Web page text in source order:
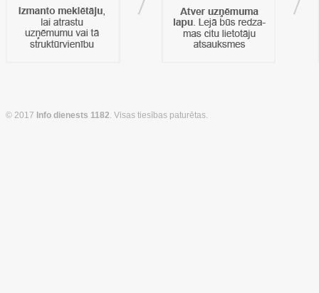
© 2017 Info dienests 1182. Visas tiesības paturētas.